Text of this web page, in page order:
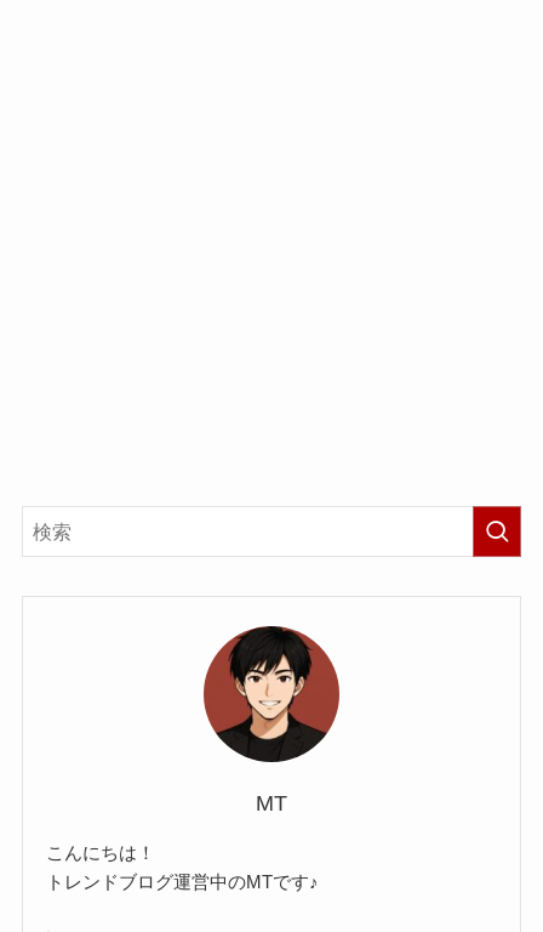
MT
こんにちは！
トレンドブログ運営中のMTです♪